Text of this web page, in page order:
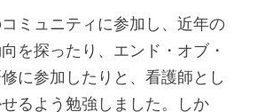
ミュニティに参加し、近年の
を探ったり、エンド・オブ・
に参加したりと、看護師とし
るよう勉強しました。しか